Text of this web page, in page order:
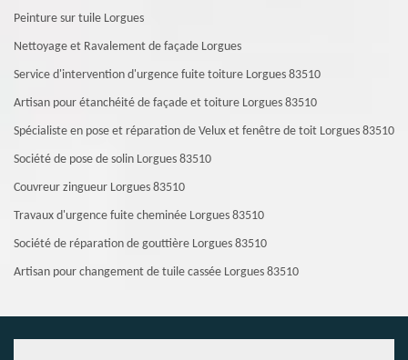
Peinture sur tuile Lorgues
Nettoyage et Ravalement de façade Lorgues
Service d'intervention d'urgence fuite toiture Lorgues 83510
Artisan pour étanchéité de façade et toiture Lorgues 83510
Spécialiste en pose et réparation de Velux et fenêtre de toit Lorgues 83510
Société de pose de solin Lorgues 83510
Couvreur zingueur Lorgues 83510
Travaux d'urgence fuite cheminée Lorgues 83510
Société de réparation de gouttière Lorgues 83510
Artisan pour changement de tuile cassée Lorgues 83510